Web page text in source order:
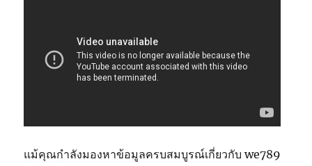
แม้คุณกำลังมองหาข้อมูลครบสมบูรณ์เกี่ยวกับ we789